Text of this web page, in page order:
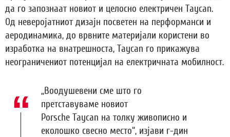
да го запознаат новиот и целосно електричен Taycan.
Од неверојатниот дизајн посветен на перформанси и
аеродинамика, до врвните материјали користени во
изработка на внатрешноста, Taycan го прикажува
неограничениот потенцијал на електричната мобилност.
„Воодушевени сме што го
претставуваме новиот
Porsche Taycan на толку живописно и
еколошко свесно место“, изјави г-дин